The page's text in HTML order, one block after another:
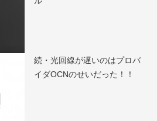
続・光回線が遅いのはプロバ
イダOCNのせいだった！！